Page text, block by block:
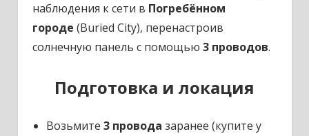
наблюдения к сети в Погребённом
городе (Buried City), перенастроив
солнечную панель с помощью 3 проводов.​​
Подготовка и локация
Возьмите 3 провода заранее (купите у